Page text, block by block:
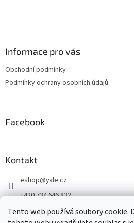
Tento web používá soubory cookie.
Informace pro vás
Obchodní podmínky
Podmínky ochrany osobních údajů
Facebook
Kontakt
eshop@yale.cz
+420 734 646 832
+420 734 646 832